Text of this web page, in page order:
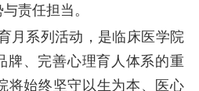
责任担当。
月系列活动，是临床医学院
牌、完善心理育人体系的重
将始终坚守以生为本、医心